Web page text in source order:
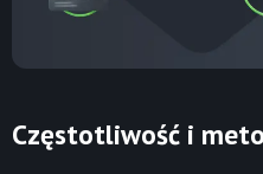
Częstotliwość i